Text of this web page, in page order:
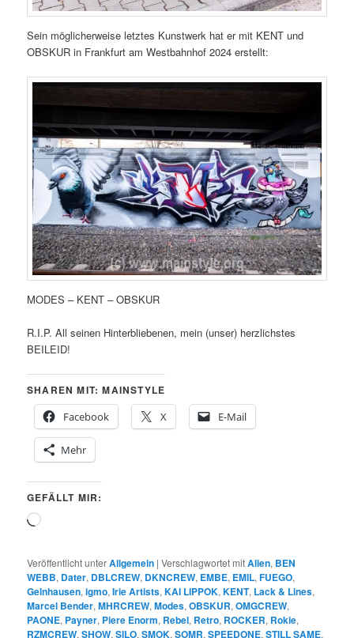
Sein möglicherweise letztes Kunstwerk hat er mit KENT und
OBSKUR in Frankfurt am Westbahnhof 2024 erstellt:
MODES – KENT – OBSKUR
R.I.P. All seinen Hinterbliebenen, mein (unser) herzlichstes
BEILEID!
SHAREN MIT: MAINSTYLE
Facebook
X E-Mail
Mehr
GEFÄLLT MIR:
Wird
Veröffentlicht unterAllgemein |Verschlagwortet mitAlien, BEN
WEBB, Dater, DBLCREW, DKNCREW, EMBE, EMIL,FUEGO,
Gelnhausen,igmo,Irie Artists,KAI LIPPOK,KENT, Lack & Lines,
Marcel Bender,MHRCREW,Modes,OBSKUR,OMGCREW,
PAONE, Payner, Piere Enorm, Rebel, Retro, ROCKER, Rokie,
RZMCREW,SHOW,SILO,SMOK,SOMR,SPEEDONE,STILL SAME,